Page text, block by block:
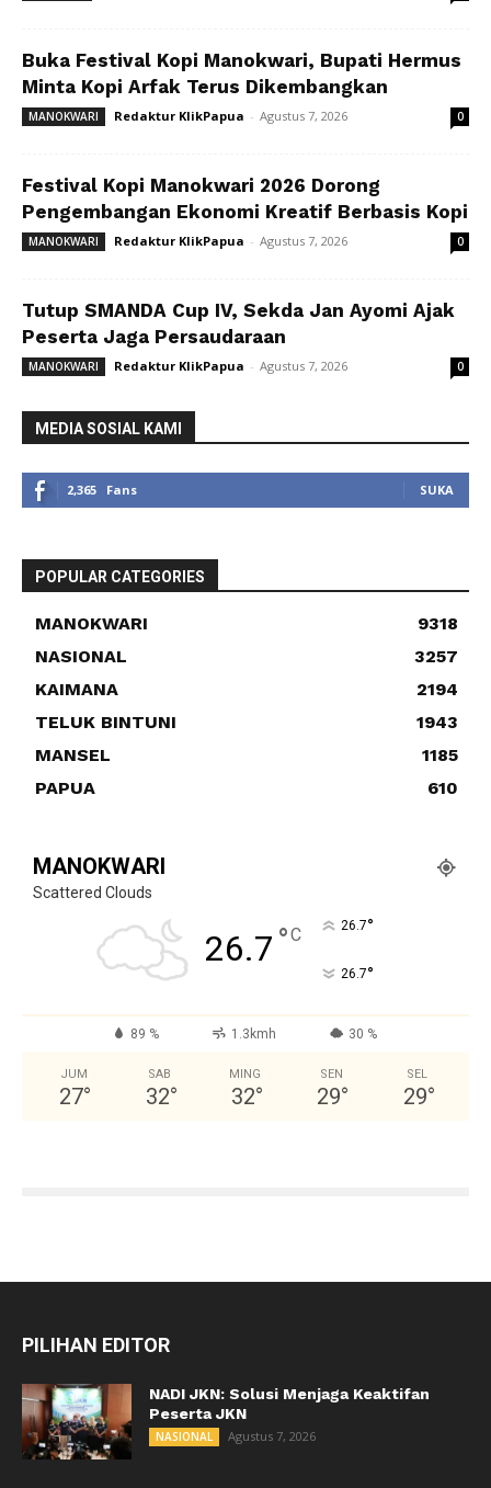
Buka Festival Kopi Manokwari, Bupati Hermus
Minta Kopi Arfak Terus Dikembangkan
MANOKWARI Redaktur KlikPapua - Agustus 7, 2026 0
Festival Kopi Manokwari 2026 Dorong
Pengembangan Ekonomi Kreatif Berbasis Kopi
MANOKWARI Redaktur KlikPapua - Agustus 7, 2026 0
Tutup SMANDA Cup IV, Sekda Jan Ayomi Ajak
Peserta Jaga Persaudaraan
MANOKWARI Redaktur KlikPapua - Agustus 7, 2026 0
MEDIA SOSIAL KAMI
2,365 Fans SUKA
POPULAR CATEGORIES
MANOKWARI
9318
NASIONAL
3257
KAIMANA
2194
TELUK BINTUNI
1943
MANSEL
1185
PAPUA
610
MANOKWARI
Scattered Clouds
26.7 °C 26.7°
26.7°
89 % 1.3kmh 30 %
JUM
27°
SAB
32°
MING
32°
SEN
29°
SEL
29°
PILIHAN EDITOR
NADI JKN: Solusi Menjaga Keaktifan
Peserta JKN
NASIONAL Agustus 7, 2026